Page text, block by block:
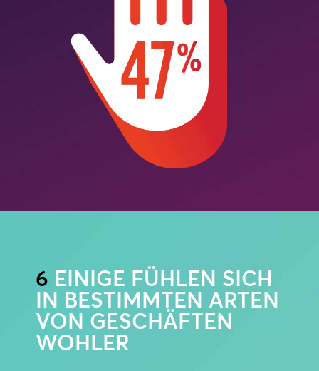
6 EINIGE FÜHLEN SICH
IN BESTIMMTEN ARTEN
VON GESCHÄFTEN
WOHLER